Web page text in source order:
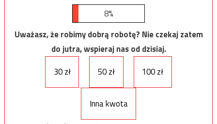
8%
Uważasz, że robimy dobrą robotę? Nie czekaj zatem
do jutra, wspieraj nas od dzisiaj.
30 zł
50 zł 100 zł
Inna kwota